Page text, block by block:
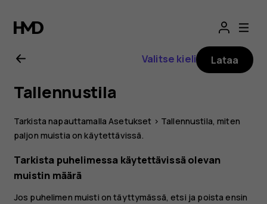
Nokia
2.1
käyttöopas
Valitse kieli Lataa
Tallennustila
Tarkista napauttamalla Asetukset > Tallennustila, miten
paljon muistia on käytettävissä.
Tarkista puhelimessa käytettävissä olevan
muistin määrä
Jos puhelimen muisti on täyttymässä, etsi ja poista ensin